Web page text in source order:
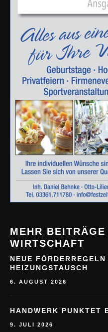
MEHR
WIRTSCHAFT
NEUE
HEIZUNGSTAUSCH
6. AUGUST 2026
HANDWERK PUNKTET
9. JULI 2026